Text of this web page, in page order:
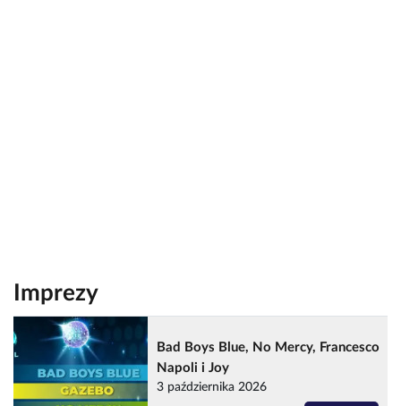
Imprezy
Bad Boys Blue, No Mercy, Francesco
Napoli i Joy
3 października 2026